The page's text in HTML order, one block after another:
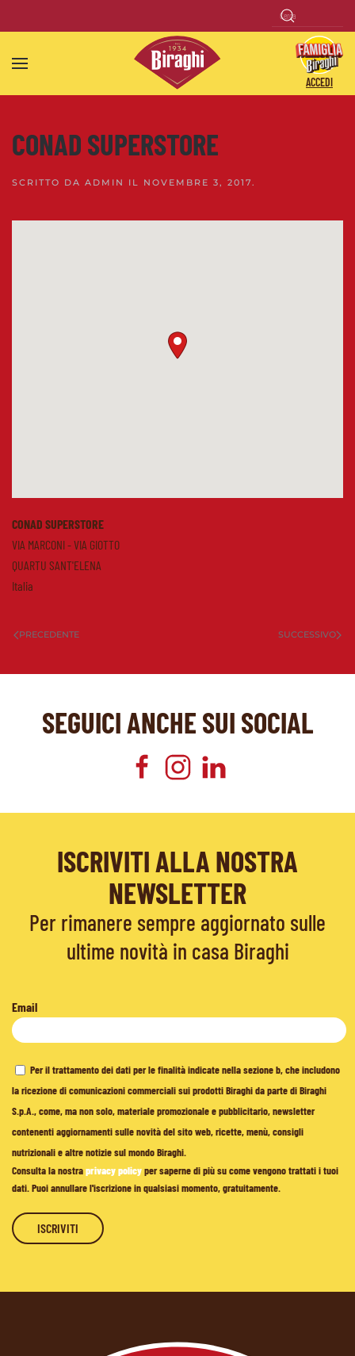
Skip to main content
ACCEDI
CONAD SUPERSTORE
SCRITTO DA ADMIN IL NOVEMBRE 3, 2017.
CONAD SUPERSTORE
VIA MARCONI - VIA GIOTTO
QUARTU SANT'ELENA
Italia
PRECEDENTE SUCCESSIVO
SEGUICI ANCHE SUI SOCIAL
ISCRIVITI ALLA NOSTRA
NEWSLETTER
Per rimanere sempre aggiornato sulle
ultime novità in casa Biraghi
Email
Per il trattamento dei dati per le finalità indicate nella sezione b, che includono
la ricezione di comunicazioni commerciali sui prodotti Biraghi da parte di Biraghi
S.p.A., come, ma non solo, materiale promozionale e pubblicitario, newsletter
contenenti aggiornamenti sulle novità del sito web, ricette, menù, consigli
nutrizionali e altre notizie sul mondo Biraghi.
Consulta la nostraprivacy policyper saperne di più su come vengono trattati i tuoi
dati. Puoi annullare l'iscrizione in qualsiasi momento, gratuitamente.